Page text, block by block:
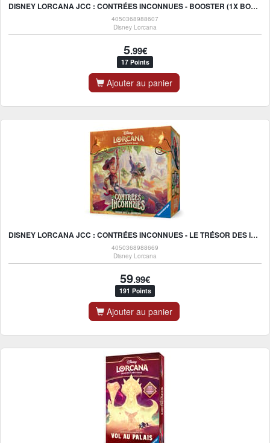
DISNEY LORCANA JCC : CONTRÉES INCONNUES - BOOSTER (1X BOOSTER ALÉATOIRE) - FR
4050368988607
Disney Lorcana
5.99€
17 Points
Ajouter au panier
DISNEY LORCANA JCC : CONTRÉES INCONNUES - LE TRÉSOR DES ILLUMINEURS - FR
4050368988669
Disney Lorcana
59.99€
191 Points
Ajouter au panier